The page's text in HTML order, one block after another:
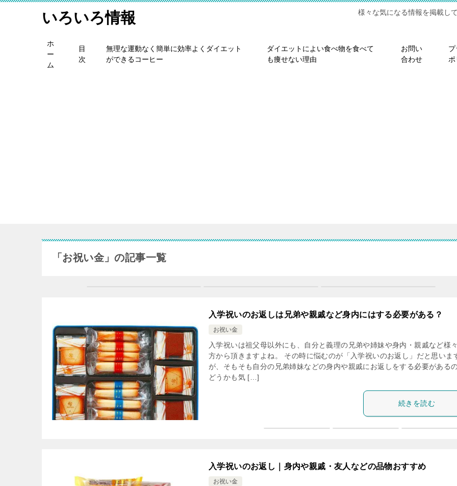
いろいろ情報 様々な気になる情報を掲載し
ホ
ー
ム
目
次
無理な運動なく簡単に効率よくダイエット
ができるコーヒー
ダイエットによい食べ物を食べて
も痩せない理由
お問い
合わせ
「お祝い金」の記事一覧
入学祝いのお返しは兄弟や親戚など身内にはする必要がある？
お祝い金
入学祝いは祖父母以外にも、自分と義理の兄弟や姉妹や身内・親戚など様
方から頂きますよね。 その時に悩むのが「入学祝いのお返し」だと思いま
が、そもそも自分の兄弟姉妹などの身内や親戚にお返しをする必要がある
どうかも気 […]
続きを読む
入学祝いのお返し｜身内や親戚・友人などの品物おすすめ
お祝い金